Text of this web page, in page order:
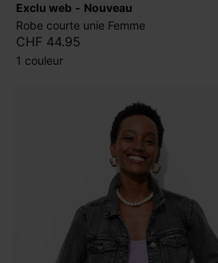
exclu web
nouveau
Robe courte unie Femme
CHF 44.95
1 couleur